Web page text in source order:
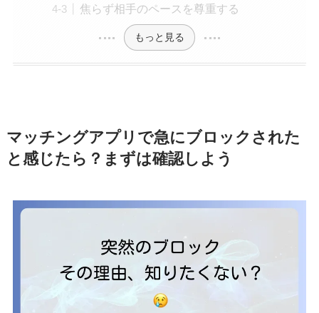
焦らず相手のペースを尊重する
もっと見る
マッチングアプリで急にブロックされた
と感じたら？まずは確認しよう